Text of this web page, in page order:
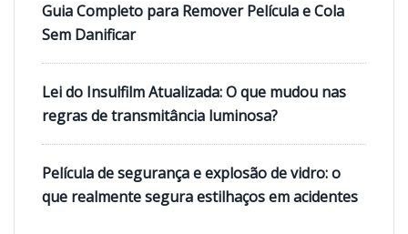
Guia Completo para Remover Película e Cola
Sem Danificar
Lei do Insulfilm Atualizada: O que mudou nas
regras de transmitância luminosa?
Película de segurança e explosão de vidro: o
que realmente segura estilhaços em acidentes